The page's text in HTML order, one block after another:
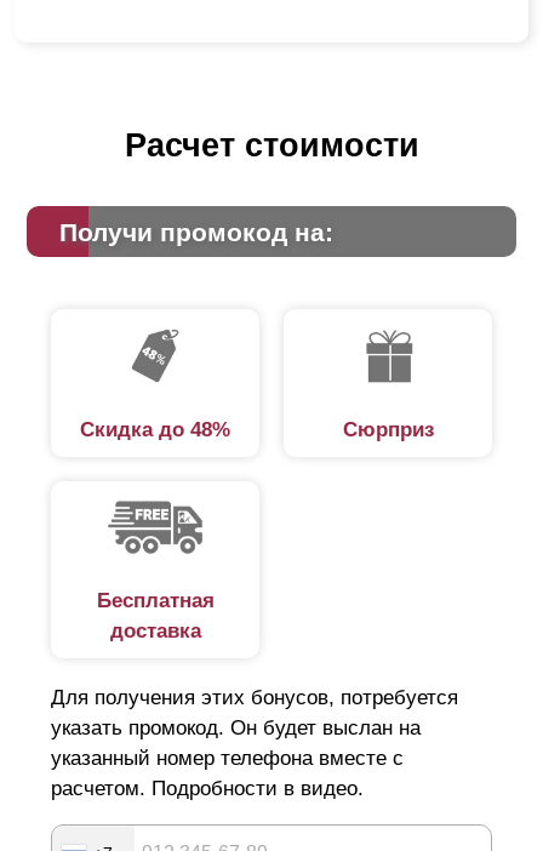
Расчет стоимости
Получи промокод на:
Скидка до 48% Сюрприз
Бесплатная
доставка
Для получения этих бонусов, потребуется
указать промокод. Он будет выслан на
указанный номер телефона вместе с
расчетом. Подробности в видео.